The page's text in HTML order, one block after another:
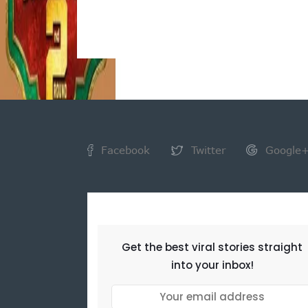
Facebook Twitter Google+
Get the best viral stories straight
into your inbox!